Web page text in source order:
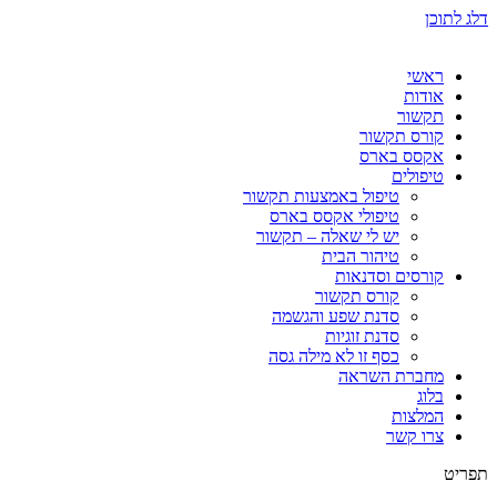
דלג לתוכן
ראשי
אודות
תקשור
קורס תקשור
אקסס בארס
טיפולים
טיפול באמצעות תקשור
טיפולי אקסס בארס
יש לי שאלה – תקשור
טיהור הבית
קורסים וסדנאות
קורס תקשור
סדנת שפע והגשמה
סדנת זוגיות
כסף זו לא מילה גסה
מחברת השראה
בלוג
המלצות
צרו קשר
תפריט